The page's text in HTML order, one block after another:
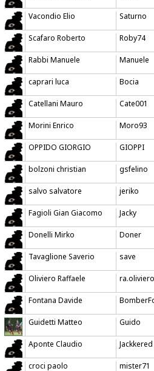
Vacondio Elio Saturno
Scafaro Roberto Roby74
Rabbi Manuele Manuele
caprari luca Bocia
Catellani Mauro Cate001
Morini Enrico Moro93
OPPIDO GIORGIO GIOPPI
bolzoni christian gsfelino
salvo salvatore jeriko
Fagioli Gian Giacomo Jacky
Donelli Mirko Doner
Tavaglione Saverio save
Oliviero Raffaele ra.oliviero
Fontana Davide
Guidetti Matteo Guido
Aponte Claudio Jackkered
croci paolo mister71